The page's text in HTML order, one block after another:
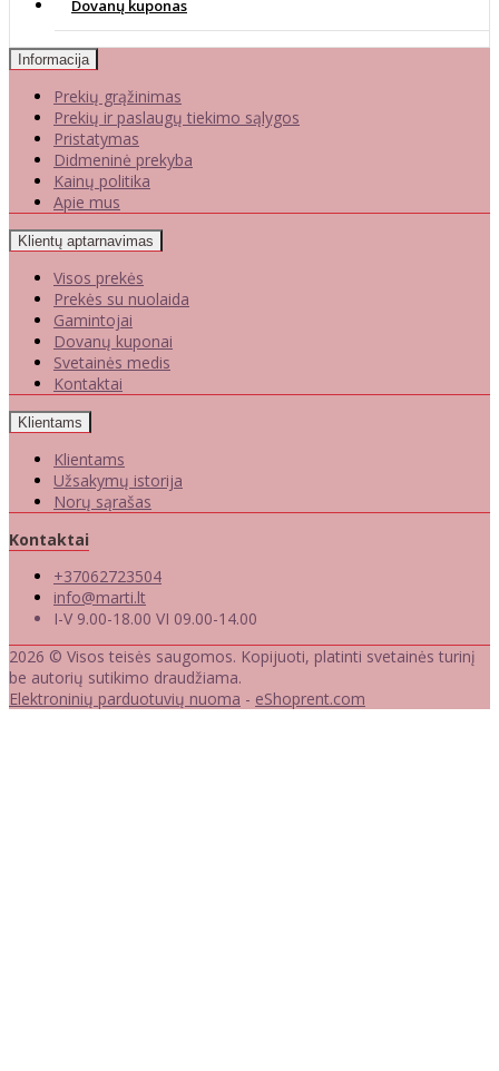
Dovanų kuponas
Informacija
Prekių grąžinimas
Prekių ir paslaugų tiekimo sąlygos
Pristatymas
Didmeninė prekyba
Kainų politika
Apie mus
Klientų aptarnavimas
Visos prekės
Prekės su nuolaida
Gamintojai
Dovanų kuponai
Svetainės medis
Kontaktai
Klientams
Klientams
Užsakymų istorija
Norų sąrašas
Kontaktai
+37062723504
info@marti.lt
I-V 9.00-18.00 VI 09.00-14.00
2026 © Visos teisės saugomos. Kopijuoti, platinti svetainės turinį
be autorių sutikimo draudžiama.
Elektroninių parduotuvių nuoma - eShoprent.com